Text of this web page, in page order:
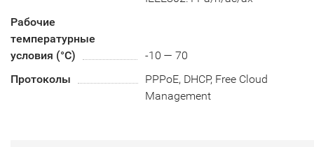
Рабочие
температурные
условия (°С)
-10 — 70
Протоколы
PPPoE, DHCP, Free Cloud
Management